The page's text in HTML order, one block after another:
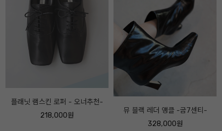
뮤 블랙 레더 앵클 -굽7센티-
니커즈 -보송퍼 ver -
228,000원